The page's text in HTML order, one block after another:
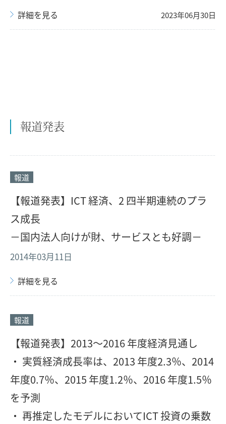
詳細を見る 2023年06月30日
報道発表
報道
【報道発表】ICT 経済、2 四半期連続のプラ
ス成長
－国内法人向けが財、サービスとも好調－
2014年03月11日
詳細を見る
報道
【報道発表】2013～2016 年度経済見通し
・ 実質経済成長率は、2013 年度2.3％、2014
年度0.7％、2015 年度1.2％、2016 年度1.5％
を予測
・ 再推定したモデルにおいてICT 投資の乗数